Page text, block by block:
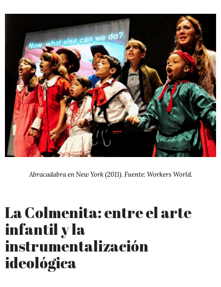
Abracadabra en New York (2011). Fuente: Workers World.
La Colmenita: entre el arte
infantil y la
instrumentalización
ideológica